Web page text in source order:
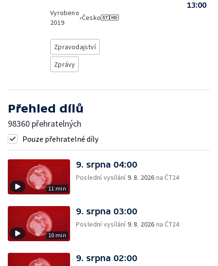
Vyrobeno
2019
•Česko
Zpravodajství
Zprávy
13:00
Přehled dílů
98360 přehratelných
Pouze přehratelné díly
11 min
9. srpna 04:00
Poslední vysílání9. 8. 2026 na ČT24
10 min
9. srpna 03:00
Poslední vysílání9. 8. 2026 na ČT24
9. srpna 02:00